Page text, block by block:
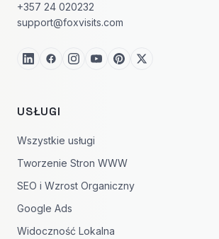
+357 24 020232
support@foxvisits.com
USŁUGI
Wszystkie usługi
Tworzenie Stron WWW
SEO i Wzrost Organiczny
Google Ads
Widoczność Lokalna